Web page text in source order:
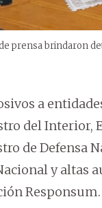
prensa brindaron
a
del Interior,
de Defensa
y altas
Responsum.